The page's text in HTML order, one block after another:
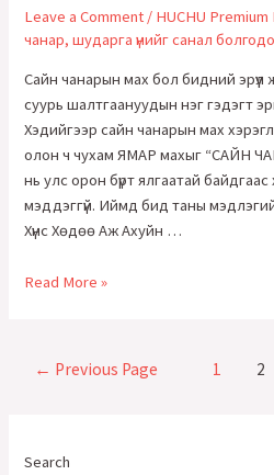
Search
Leave a Comment / HUCHU
чанар, шударга үнийг санал
Сайн чанарын мах бол бидний
суурь шалтгаануудын нэг гэдэгт
Хэдийгээр сайн чанарын мах
олон ч чухам ЯМАР махыг “САЙН
нь улс орон бүрт ялгаатай байдгаас
мэддэггүй. Иймд бид таны
Хүнс Хөдөө Аж Ахуйн …
Сайн
ямар
вэ?
Read More »
← Previous Page 1 2